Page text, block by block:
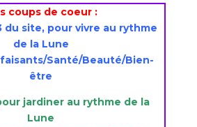
coups de coeur :
du site, pour vivre au rythme
de la Lune
Santé/Beauté/Bien-
être
jardiner au rythme de la
Lune